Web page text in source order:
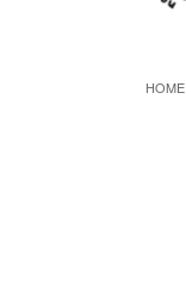
HOME